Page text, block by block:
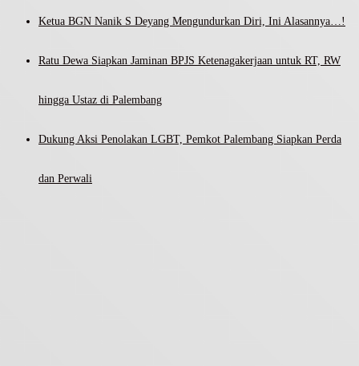
Ketua BGN Nanik S Deyang Mengundurkan Diri, Ini Alasannya…!
Ratu Dewa Siapkan Jaminan BPJS Ketenagakerjaan untuk RT, RW
hingga Ustaz di Palembang
Dukung Aksi Penolakan LGBT, Pemkot Palembang Siapkan Perda
dan Perwali